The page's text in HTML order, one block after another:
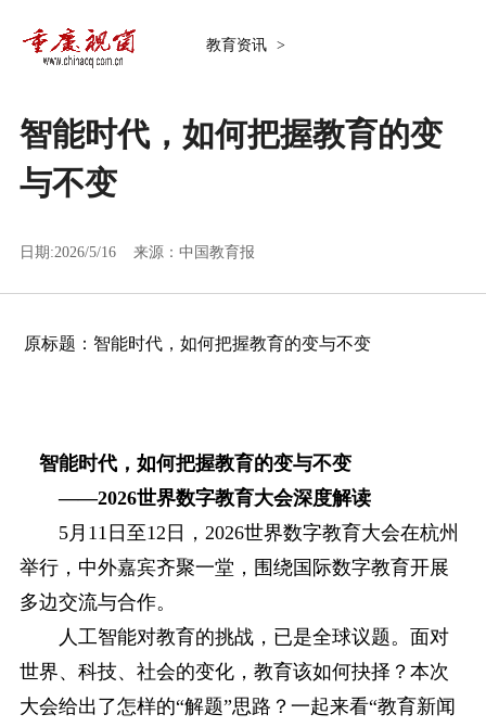
教育资讯 >
智能时代，如何把握教育的变
与不变
日期:2026/5/16 来源： 中国教育报
原标题：智能时代，如何把握教育的变与不变
智能时代，如何把握教育的变与不变
——2026世界数字教育大会深度解读
5月11日至12日，2026世界数字教育大会在杭州
举行，中外嘉宾齐聚一堂，围绕国际数字教育开展
多边交流与合作。
人工智能对教育的挑战，已是全球议题。面对
世界、科技、社会的变化，教育该如何抉择？本次
大会给出了怎样的“解题”思路？一起来看“教育新闻